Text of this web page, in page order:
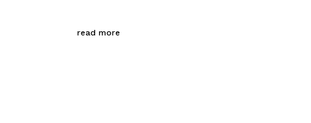
read more